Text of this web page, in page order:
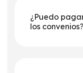
¿Puedo
los convenios?